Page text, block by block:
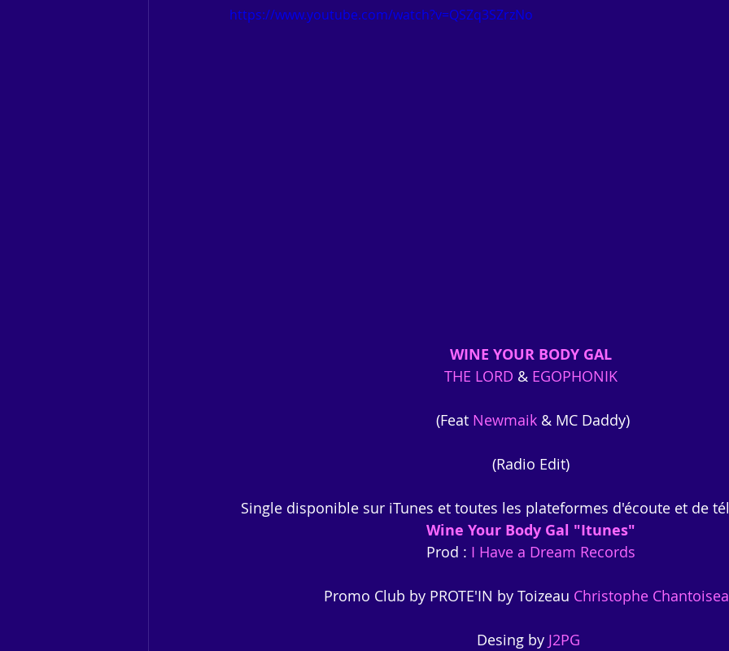
https://www.youtube.com/watch?v=QSZq3SZrzNo
WINE YOUR BODY GAL
THE LORD & EGOPHONIK
(Feat Newmaik & MC Daddy)
(Radio Edit)
Single disponible sur iTunes et toutes les plateformes d'écoute et de
Wine Your Body Gal "Itunes"
Prod : I Have a Dream Records
Promo Club by PROTE'IN by Toizeau Christophe
Desing by J2PG